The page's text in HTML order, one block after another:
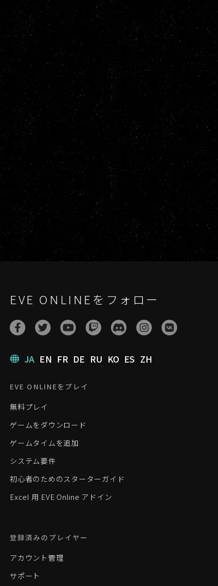
EVE ONLINEをフォロー
JA EN FR DE RU KO ES ZH
EVE ONLINEをプレイ
無料プレイ
ゲームをダウンロード
ゲームタイムを追加
システム要件
初心者のためのスターターガイド
Excel 用 EVE Online アドイン
登録済みのプレイヤー
アカウント管理
サポート